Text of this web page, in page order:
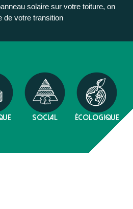
solaire sur votre toiture, on
de votre transition
social écologique